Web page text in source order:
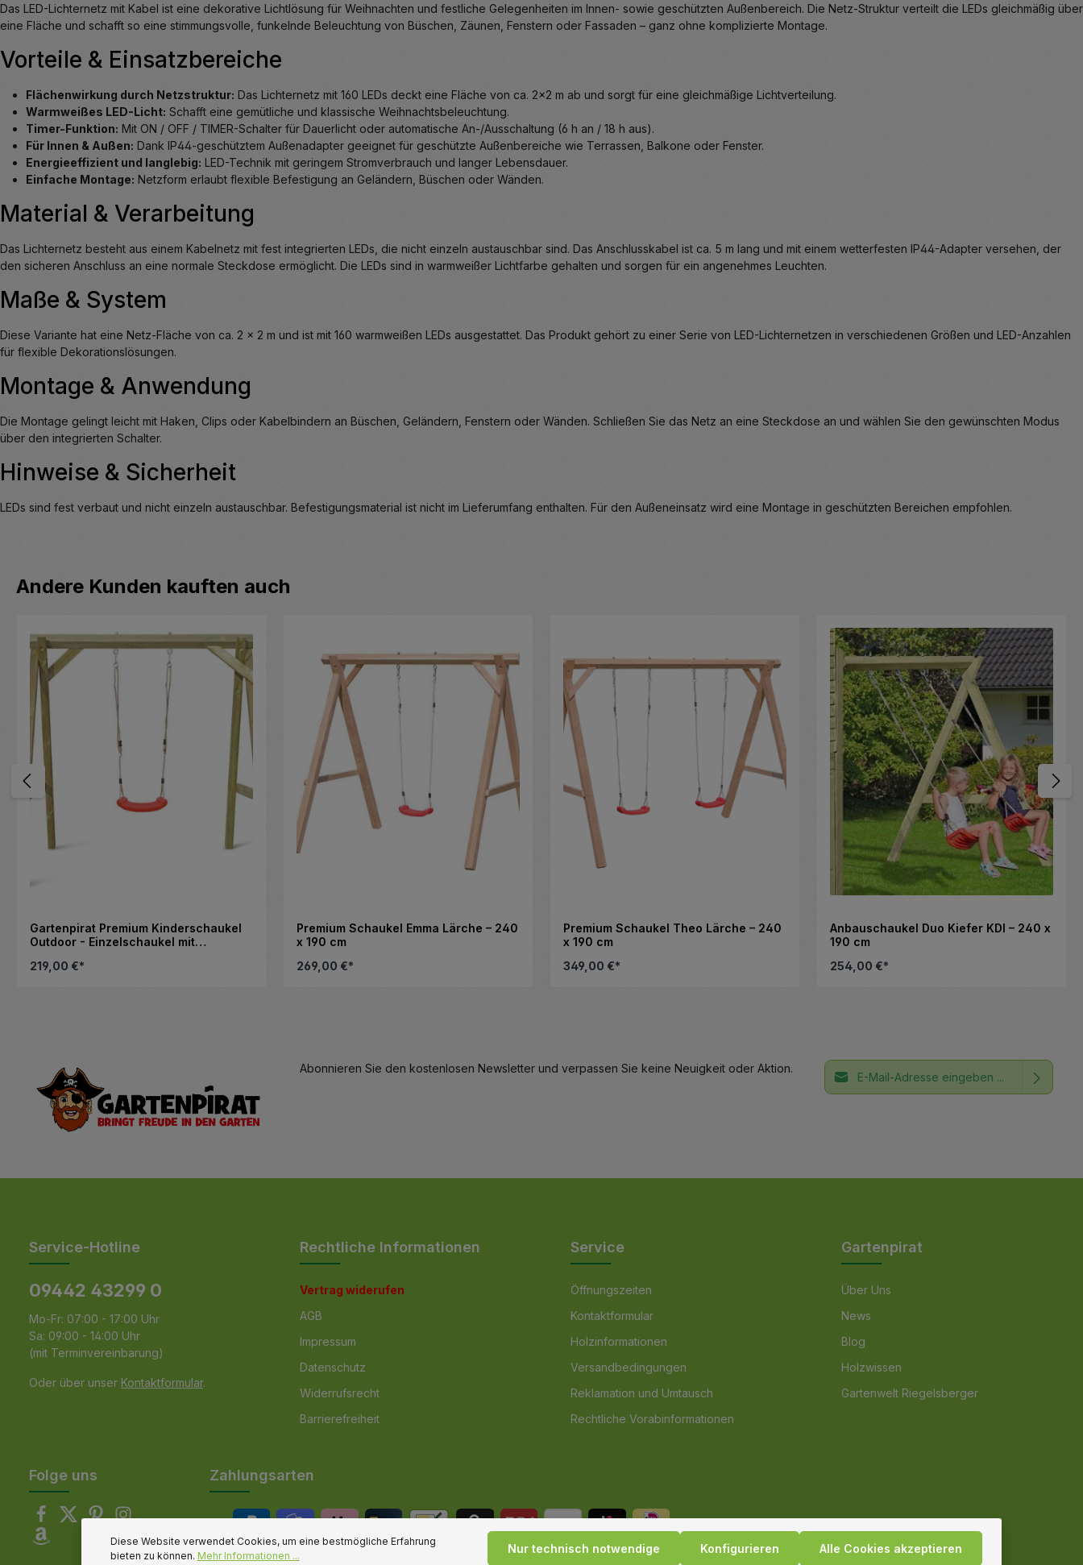
Das LED-Lichternetz mit Kabel ist eine dekorative Lichtlösung für Weihnachten und festliche Gelegenheiten im Innen- sowie geschützten Außenbereich. Die Netz-Struktur verteilt die LEDs gleichmäßig über
eine Fläche und schafft so eine stimmungsvolle, funkelnde Beleuchtung von Büschen, Zäunen, Fenstern oder Fassaden – ganz ohne komplizierte Montage.
Vorteile & Einsatzbereiche
Flächenwirkung durch Netzstruktur: Das Lichternetz mit 160 LEDs deckt eine Fläche von ca. 2×2 m ab und sorgt für eine gleichmäßige Lichtverteilung.
Warmweißes LED-Licht: Schafft eine gemütliche und klassische Weihnachtsbeleuchtung.
Timer-Funktion: Mit ON / OFF / TIMER-Schalter für Dauerlicht oder automatische An-/Ausschaltung (6 h an / 18 h aus).
Für Innen & Außen: Dank IP44-geschütztem Außenadapter geeignet für geschützte Außenbereiche wie Terrassen, Balkone oder Fenster.
Energieeffizient und langlebig: LED-Technik mit geringem Stromverbrauch und langer Lebensdauer.
Einfache Montage: Netzform erlaubt flexible Befestigung an Geländern, Büschen oder Wänden.
Material & Verarbeitung
Das Lichternetz besteht aus einem Kabelnetz mit fest integrierten LEDs, die nicht einzeln austauschbar sind. Das Anschlusskabel ist ca. 5 m lang und mit einem wetterfesten IP44-Adapter versehen, der
den sicheren Anschluss an eine normale Steckdose ermöglicht. Die LEDs sind in warmweißer Lichtfarbe gehalten und sorgen für ein angenehmes Leuchten.
Maße & System
Diese Variante hat eine Netz-Fläche von ca. 2 × 2 m und ist mit 160 warmweißen LEDs ausgestattet. Das Produkt gehört zu einer Serie von LED-Lichternetzen in verschiedenen Größen und LED-Anzahlen
für flexible Dekorationslösungen.
Montage & Anwendung
Die Montage gelingt leicht mit Haken, Clips oder Kabelbindern an Büschen, Geländern, Fenstern oder Wänden. Schließen Sie das Netz an eine Steckdose an und wählen Sie den gewünschten Modus
über den integrierten Schalter.
Hinweise & Sicherheit
LEDs sind fest verbaut und nicht einzeln austauschbar. Befestigungsmaterial ist nicht im Lieferumfang enthalten. Für den Außeneinsatz wird eine Montage in geschützten Bereichen empfohlen.
Produktgalerie überspringen
Andere Kunden kauften auch
Gartenpirat Premium Kinderschaukel
Outdoor - Einzelschaukel mit
219,00 €*
Premium Schaukel Emma Lärche – 240
x 190 cm
269,00 €*
Premium Schaukel Theo Lärche – 240
x 190 cm
349,00 €*
Anbauschaukel Duo Kiefer KDI – 240 x
190 cm
254,00 €*
Abonnieren Sie den kostenlosen Newsletter und verpassen Sie keine Neuigkeit oder Aktion. E-Mail-Adresse*
Service-Hotline
09442 43299 0
Mo-Fr: 07:00 - 17:00 Uhr
Sa: 09:00 - 14:00 Uhr
(mit Terminvereinbarung)
Oder über unser Kontaktformular.
Rechtliche Informationen
Vertrag widerufen
AGB
Impressum
Datenschutz
Widerrufsrecht
Barrierefreiheit
Service
Öffnungszeiten
Kontaktformular
Holzinformationen
Versandbedingungen
Reklamation und Umtausch
Rechtliche Vorabinformationen
Gartenpirat
Über Uns
News
Blog
Holzwissen
Gartenwelt Riegelsberger
Folge uns Zahlungsarten
Diese Website verwendet Cookies, um eine bestmögliche Erfahrung
bieten zu können. Mehr Informationen ... Nur technisch notwendige Konfigurieren Alle Cookies akzeptieren